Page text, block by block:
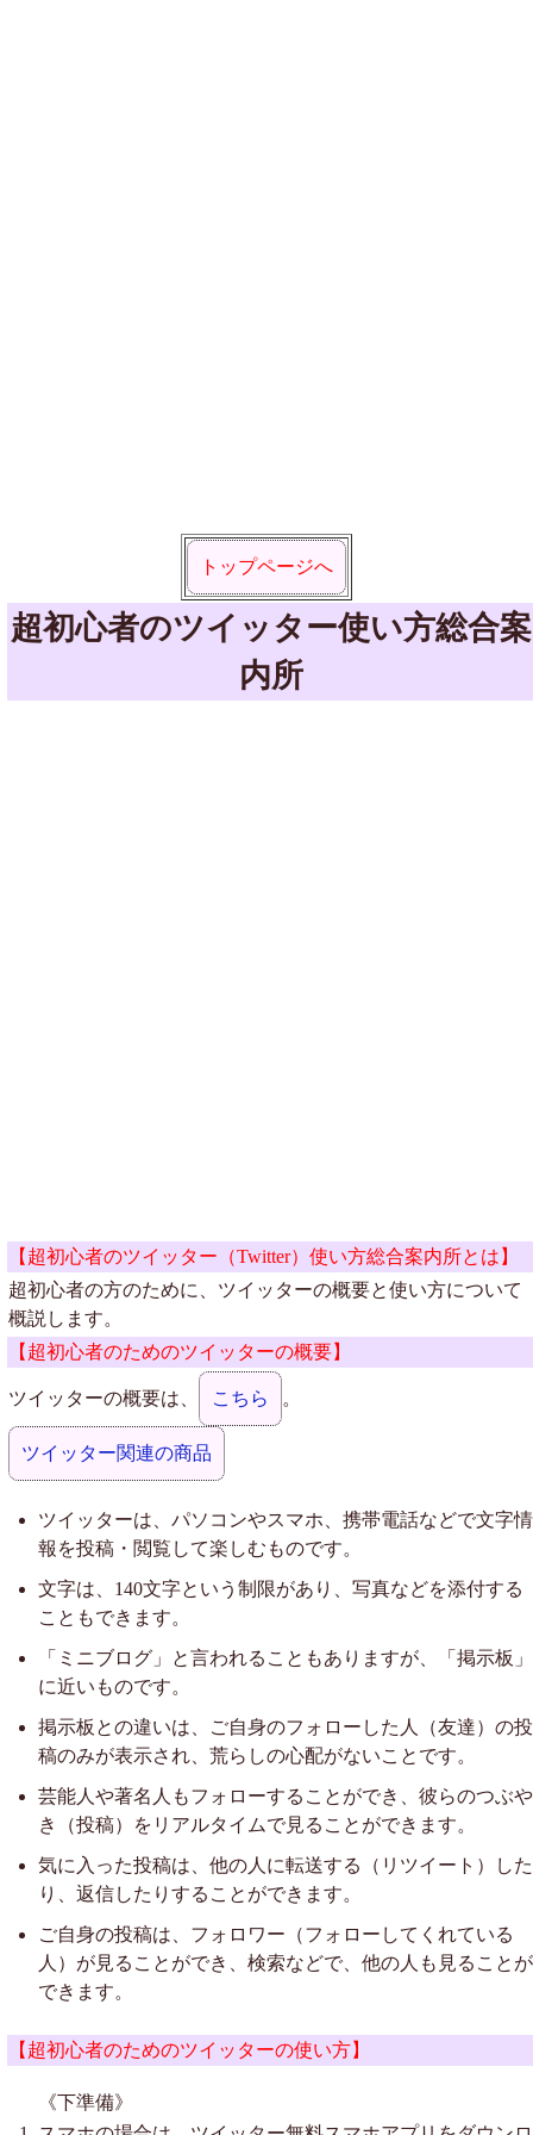
トップページへ
超初心者のツイッター使い方総合案
内所
【超初心者のツイッター（Twitter）使い方総合案内所とは】
超初心者の方のために、ツイッターの概要と使い方について
概説します。
【超初心者のためのツイッターの概要】
ツイッターの概要は、 こちら 。
ツイッター関連の商品
ツイッターは、パソコンやスマホ、携帯電話などで文字情
報を投稿・閲覧して楽しむものです。
文字は、140文字という制限があり、写真などを添付する
こともできます。
「ミニブログ」と言われることもありますが、「掲示板」
に近いものです。
掲示板との違いは、ご自身のフォローした人（友達）の投
稿のみが表示され、荒らしの心配がないことです。
芸能人や著名人もフォローすることができ、彼らのつぶや
き（投稿）をリアルタイムで見ることができます。
気に入った投稿は、他の人に転送する（リツイート）した
り、返信したりすることができます。
ご自身の投稿は、フォロワー（フォローしてくれている
人）が見ることができ、検索などで、他の人も見ることが
できます。
【超初心者のためのツイッターの使い方】
《下準備》